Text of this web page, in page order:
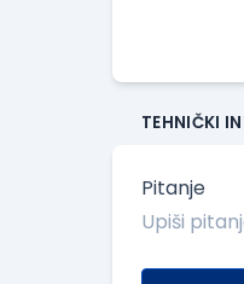
TEHNIČKI
Pitanje